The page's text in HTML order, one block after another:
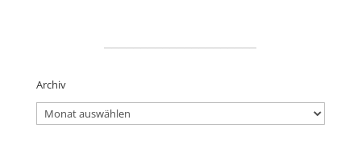
Archiv
Archiv